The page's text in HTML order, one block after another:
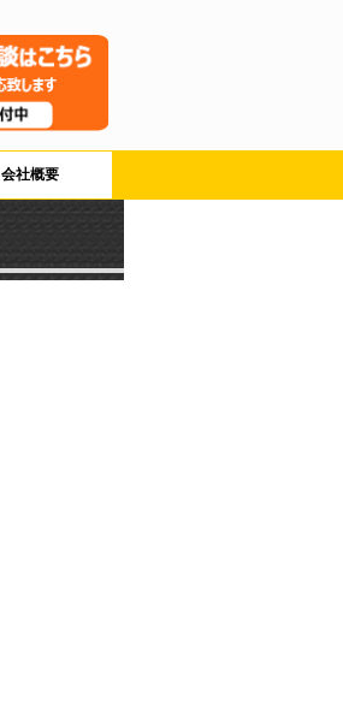
会社概要